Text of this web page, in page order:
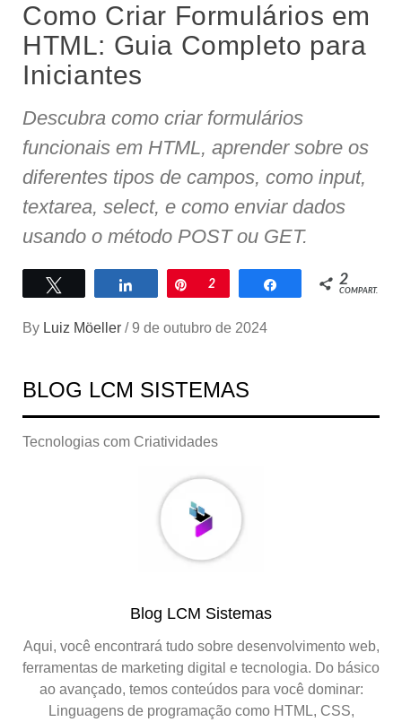
Como Criar Formulários em
HTML: Guia Completo para
Iniciantes
Descubra como criar formulários
funcionais em HTML, aprender sobre os
diferentes tipos de campos, como input,
textarea, select, e como enviar dados
usando o método POST ou GET.
Compartilhar
Pin
2 Compartilhar
2
COMPART.
By Luiz Möeller / 9 de outubro de 2024
BLOG LCM SISTEMAS
Tecnologias com Criatividades
Blog LCM Sistemas
Aqui, você encontrará tudo sobre desenvolvimento web,
ferramentas de marketing digital e tecnologia. Do básico
ao avançado, temos conteúdos para você dominar:
Linguagens de programação como HTML, CSS,